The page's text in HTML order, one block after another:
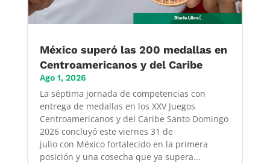
México superó las 200 medallas en
Centroamericanos y del Caribe
Ago 1, 2026
La séptima jornada de competencias con
entrega de medallas en los XXV Juegos
Centroamericanos y del Caribe Santo Domingo
2026 concluyó este viernes 31 de
julio con México fortalecido en la primera
posición y una cosecha que ya supera...